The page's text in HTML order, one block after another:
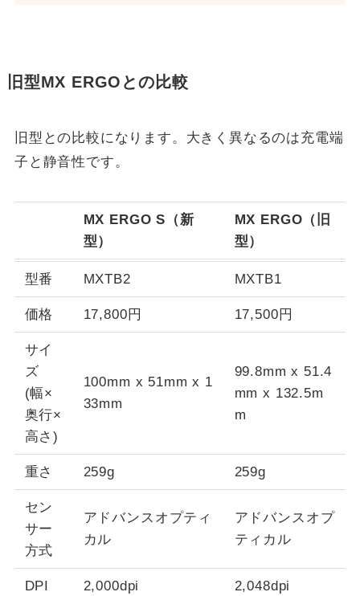
旧型MX ERGOとの比較
旧型との比較になります。大きく異なるのは充電端
子と静音性です。
MX ERGO S（新
型）
MX ERGO（旧
型）
型番 MXTB2 MXTB1
価格 17,800円 17,500円
サイ
ズ
(幅×
奥行×
高さ)
100mm x 51mm x 1
33mm
99.8mm x 51.4
mm x 132.5m
m
重さ 259g 259g
セン
サー
方式
アドバンスオプティ
カル
アドバンスオプ
ティカル
DPI 2,000dpi 2,048dpi